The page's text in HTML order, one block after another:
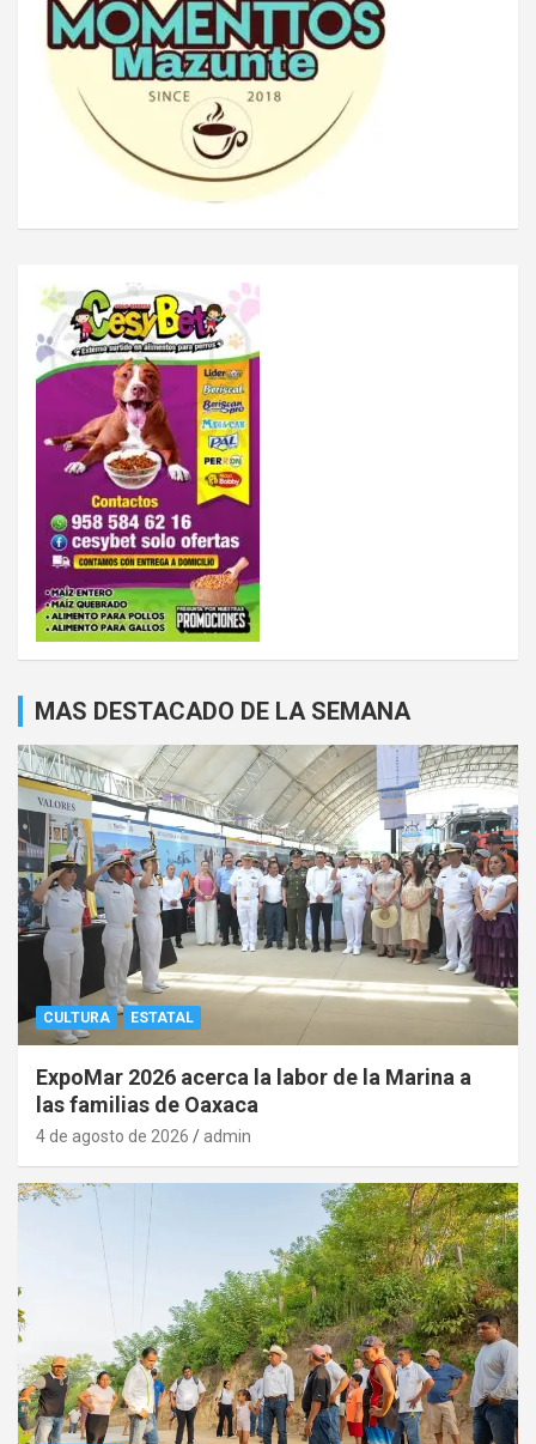
MAS DESTACADO DE LA SEMANA
CULTURA ESTATAL
ExpoMar 2026 acerca la labor de la Marina a
las familias de Oaxaca
4 de agosto de 2026 admin